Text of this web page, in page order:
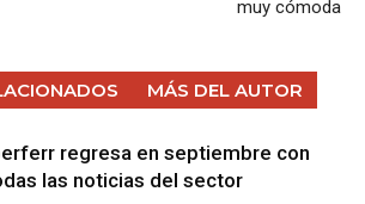
muy cómoda
MÁS DEL AUTOR
regresa en septiembre con
las noticias del sector